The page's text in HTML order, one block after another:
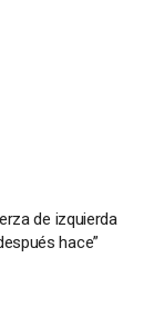
de izquierda
hace”